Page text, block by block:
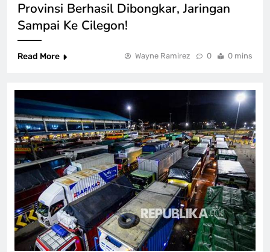
Provinsi Berhasil Dibongkar, Jaringan
Sampai Ke Cilegon!
Read More Wayne Ramirez 0 0 mins